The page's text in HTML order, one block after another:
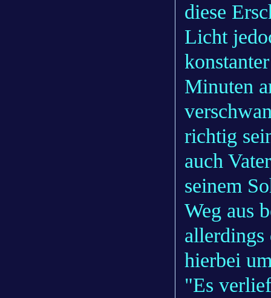
diese
Licht
Minuten
richtig
auch
seinem
Weg aus
allerdings
hierbei
"Es